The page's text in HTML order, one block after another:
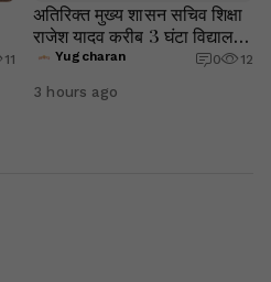
11
अतिरिक्त मुख्य शासन सचिव शिक्षा
राजेश यादव करीब 3 घंटा विद्यालय
का निरीक्षण किया
Yugcharan 0 12
3 hours ago